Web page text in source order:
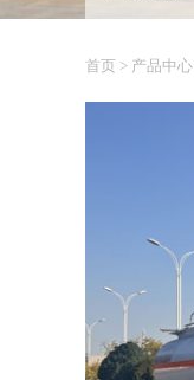
首页 > 产品中心